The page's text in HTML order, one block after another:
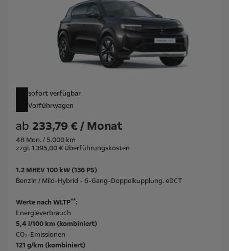
sofort verfügbar
Vorführwagen
ab 233,79 € / Monat
48 Mon. / 5.000 km
zzgl. 1.395,00 € Überführungskosten
1.2 MHEV 100 kW (136 PS)
Benzin / Mild-Hybrid - 6-Gang-Doppelkupplung. eDCT
Werte nach WLTP**:
Energieverbrauch
5,4 l/100 km (kombiniert)
CO₂-Emissionen
121 g/km (kombiniert)